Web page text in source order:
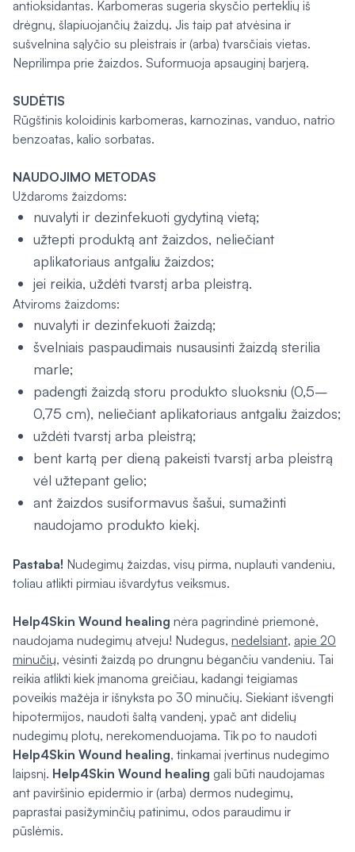
antioksidantas. Karbomeras sugeria skysčio perteklių iš
drėgnų, šlapiuojančių žaizdų. Jis taip pat atvėsina ir
sušvelnina sąlyčio su pleistrais ir (arba) tvarsčiais vietas.
Neprilimpa prie žaizdos. Suformuoja apsauginį barjerą.
SUDĖTIS
Rūgštinis koloidinis karbomeras, karnozinas, vanduo, natrio
benzoatas, kalio sorbatas.
NAUDOJIMO METODAS
Uždaroms žaizdoms:
nuvalyti ir dezinfekuoti gydytiną vietą;
užtepti produktą ant žaizdos, neliečiant
aplikatoriaus antgaliu žaizdos;
jei reikia, uždėti tvarstį arba pleistrą.
Atviroms žaizdoms:
nuvalyti ir dezinfekuoti žaizdą;
švelniais paspaudimais nusausinti žaizdą sterilia
marle;
padengti žaizdą storu produkto sluoksniu (0,5–
0,75 cm), neliečiant aplikatoriaus antgaliu žaizdos;
uždėti tvarstį arba pleistrą;
bent kartą per dieną pakeisti tvarstį arba pleistrą
vėl užtepant gelio;
ant žaizdos susiformavus šašui, sumažinti
naudojamo produkto kiekį.
Pastaba! Nudegimų žaizdas, visų pirma, nuplauti vandeniu,
toliau atlikti pirmiau išvardytus veiksmus.
Help4Skin Wound healing nėra pagrindinė priemonė,
naudojama nudegimų atveju! Nudegus, nedelsiant, apie 20
minučių, vėsinti žaizdą po drungnu bėgančiu vandeniu. Tai
reikia atlikti kiek įmanoma greičiau, kadangi teigiamas
poveikis mažėja ir išnyksta po 30 minučių. Siekiant išvengti
hipotermijos, naudoti šaltą vandenį, ypač ant didelių
nudegimų plotų, nerekomenduojama. Tik po to naudoti
Help4Skin Wound healing, tinkamai įvertinus nudegimo
laipsnį. Help4Skin Wound healing gali būti naudojamas
ant paviršinio epidermio ir (arba) dermos nudegimų,
paprastai pasižyminčių patinimu, odos paraudimu ir
pūslėmis.